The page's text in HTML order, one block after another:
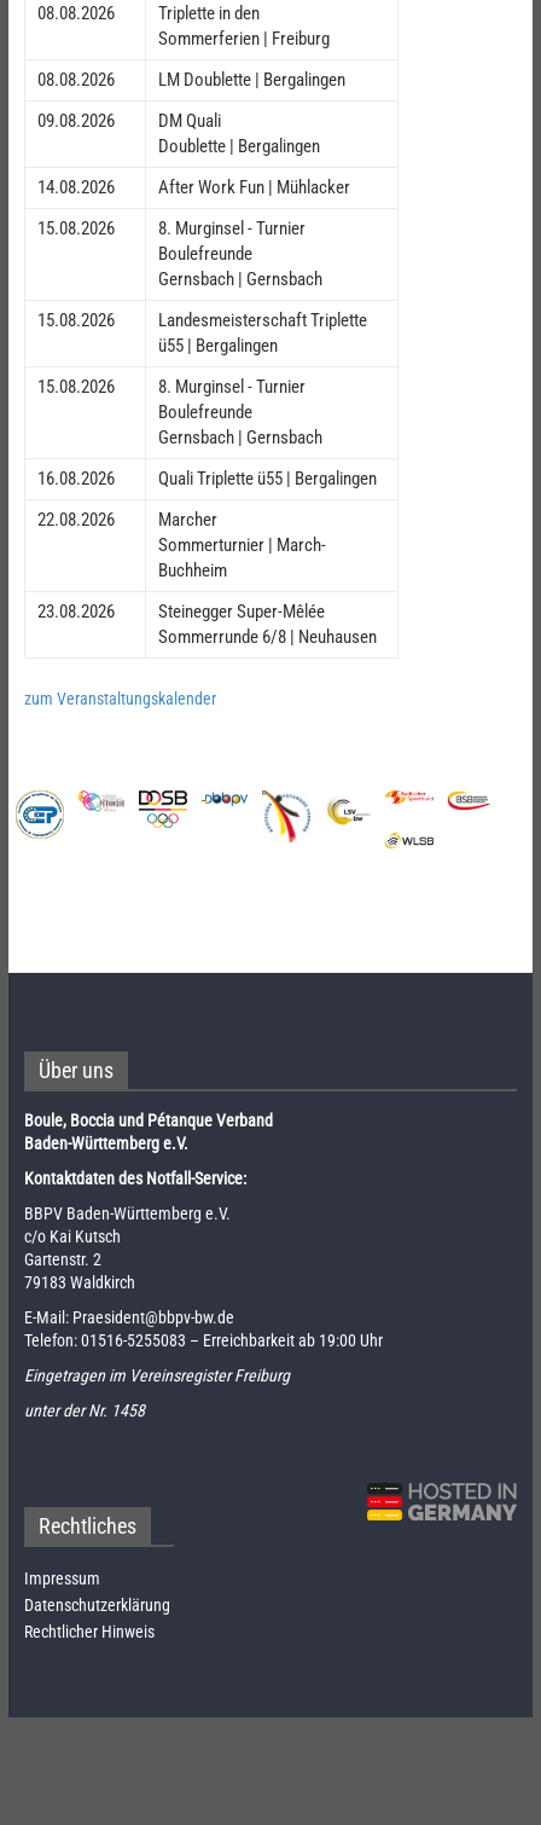
08.08.2026
Triplette in den
Sommerferien | Freiburg
08.08.2026
LM Doublette | Bergalingen
09.08.2026
DM Quali
Doublette | Bergalingen
14.08.2026
After Work Fun | Mühlacker
15.08.2026
8. Murginsel - Turnier
Boulefreunde
Gernsbach | Gernsbach
15.08.2026
Landesmeisterschaft Triplette
ü55 | Bergalingen
15.08.2026
8. Murginsel - Turnier
Boulefreunde
Gernsbach | Gernsbach
16.08.2026
Quali Triplette ü55 | Bergalingen
22.08.2026
Marcher
Sommerturnier | March-
Buchheim
23.08.2026
Steinegger Super-Mêlée
Sommerrunde 6/8 | Neuhausen
zum Veranstaltungskalender
Über uns
Boule, Boccia und Pétanque Verband
Baden-Württemberg e.V.
Kontaktdaten des Notfall-Service:
BBPV Baden-Württemberg e.V.
c/o Kai Kutsch
Gartenstr. 2
79183 Waldkirch
E-Mail: Praesident@bbpv-bw.de
Telefon:01516-5255083 – Erreichbarkeit ab 19:00 Uhr
Eingetragen im Vereinsregister Freiburg
unter der Nr. 1458
Rechtliches
Impressum
Datenschutzerklärung
Rechtlicher Hinweis